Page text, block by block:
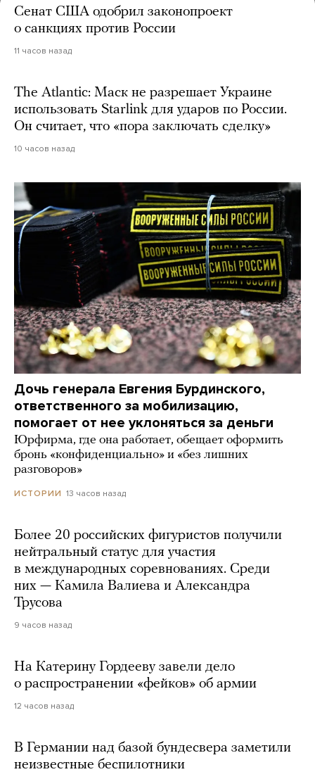
Сенат США одобрил законопроект
о санкциях против России
11 часов назад
The Atlantic: Маск не разрешает Украине
использовать Starlink для ударов по России.
Он считает, что «пора заключать сделку»
10 часов назад
Дочь генерала Евгения Бурдинского,
ответственного за мобилизацию,
помогает от нее уклоняться за деньги
Юрфирма, где она работает, обещает оформить
бронь «конфиденциально» и «без лишних
разговоров»
ИСТОРИИ 13 часов назад
Более 20 российских фигуристов получили
нейтральный статус для участия
в международных соревнованиях. Среди
них — Камила Валиева и Александра
Трусова
9 часов назад
На Катерину Гордееву завели дело
о распространении «фейков» об армии
12 часов назад
В Германии над базой бундесвера заметили
неизвестные беспилотники